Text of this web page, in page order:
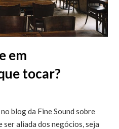
em
tocar?
blog da Fine Sound sobre
ser aliada dos negócios, seja